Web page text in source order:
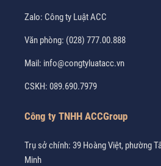
Zalo: Công ty Luật ACC
Văn phòng: (028) 777.00.888
Mail: info@congtyluatacc.vn
CSKH: 089.690.7979
Công ty TNHH ACCGroup
Trụ sở chính: 39 Hoàng Việt, phường
Minh